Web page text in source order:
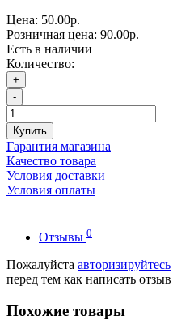
Цена: 50.00р.
Розничная цена: 90.00р.
Есть в наличии
Количество:
+
-
Купить
Гарантия магазина
Качество товара
Условия доставки
Условия оплаты
Отзывы 0
Пожалуйста авторизируйтесь
перед тем как написать отзыв
Похожие товары